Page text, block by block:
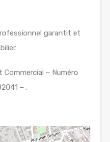
garantit et
Commercial – Numéro
– .